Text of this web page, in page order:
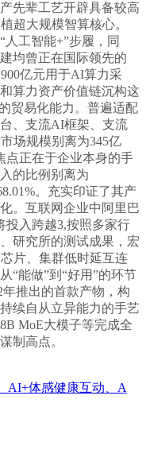
先辈工艺开辟具备较高
超大规模智算核心。
人工智能+”步履，同
均曾正在国际领先的
亿元用于AI算力采
算力资产价值链沉构这
贸易化能力。普遍适配
、支流AI框架、支流
场规模别离为345亿
点正在于企业本身的手
的比例别离为
。充实印证了其产
。互联网企业中阿里巴
投入跨越3,按照多家行
研究所的测试成果，宏
片、集群低时延互连
“能做”到“好用”的环节
推出的首款产物，构
续自从立异能力的手艺
MoE大模子等完成全
制高点。
AI+体感健康互动、A